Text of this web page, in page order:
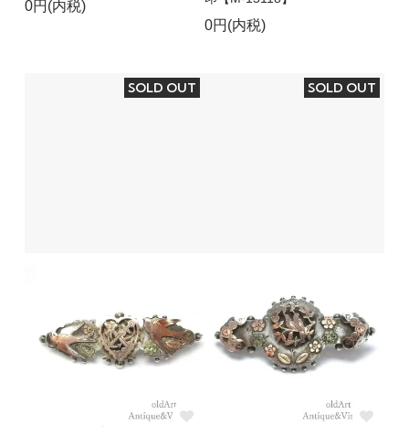
0円(内税)
0円(内税)
SOLD OUT SOLD OUT